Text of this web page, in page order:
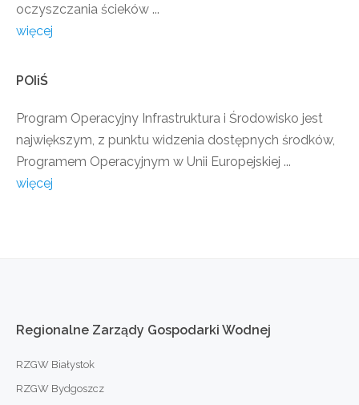
oczyszczania ścieków ...
więcej
POIiŚ
Program Operacyjny Infrastruktura i Środowisko jest
największym, z punktu widzenia dostępnych środków,
Programem Operacyjnym w Unii Europejskiej ...
więcej
Regionalne Zarządy Gospodarki Wodnej
RZGW Białystok
RZGW Bydgoszcz